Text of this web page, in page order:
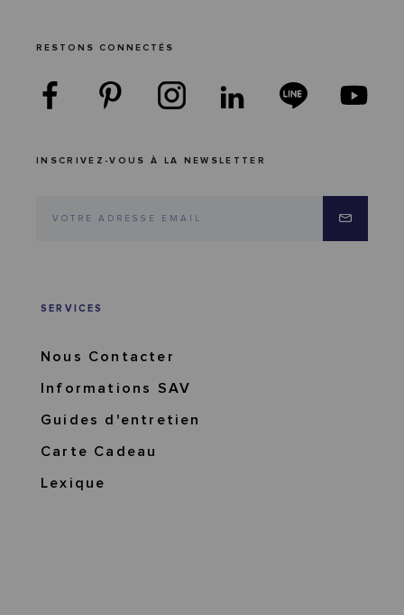
RESTONS CONNECTÉS
INSCRIVEZ-VOUS À LA NEWSLETTER
SERVICES
Nous Contacter
Informations SAV
Guides d'entretien
Carte Cadeau
Lexique